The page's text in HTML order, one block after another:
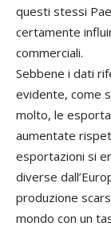
questi stessi
certamente
commerciali.
Sebbene i dati
evidente, come
molto, le
aumentate
esportazioni si
diverse
produzione
mondo con un